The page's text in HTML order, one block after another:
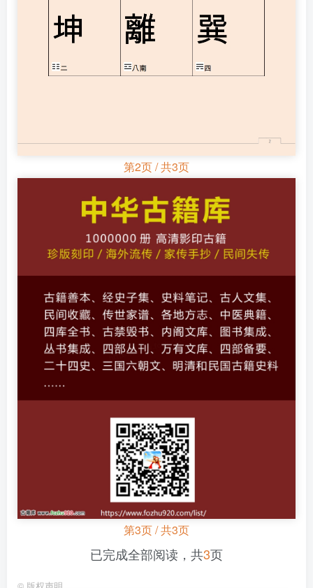
第2页 / 共3页
第3页 / 共3页
已完成全部阅读，共3页